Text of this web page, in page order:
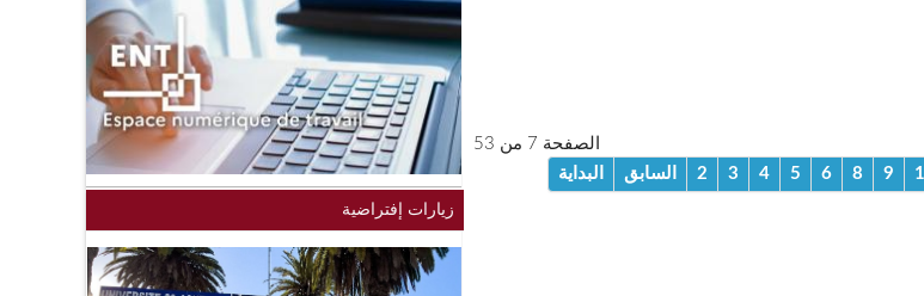
الصفحة 7 من 53
البداية
السابق 2 3 4 5 6 8 9
زيارات إفتراضية